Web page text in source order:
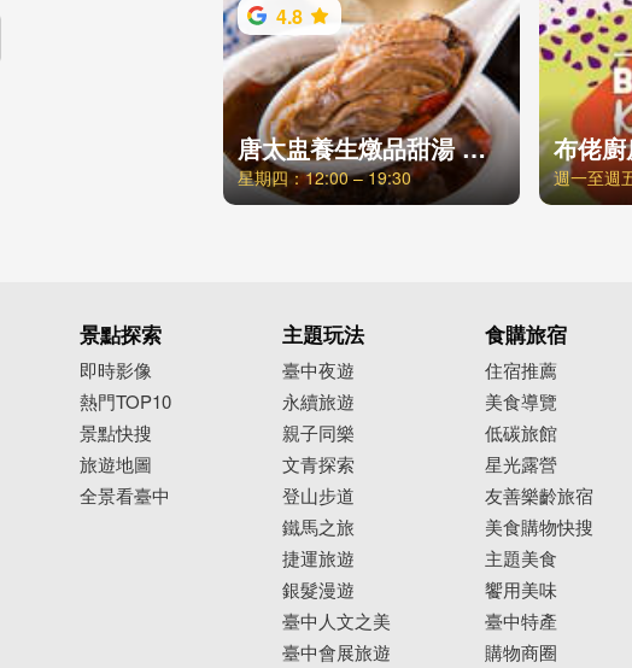
4.8
唐太盅養生燉品甜湯 台中中科店
星期四：12:00 – 19:30
布佬
景點探索
即時影像
熱門TOP10
景點快搜
旅遊地圖
全景看臺中
主題玩法
臺中夜遊
永續旅遊
親子同樂
文青探索
登山步道
鐵馬之旅
捷運旅遊
銀髮漫遊
臺中人文之美
臺中會展旅遊
食購旅宿
住宿推薦
美食導覽
低碳旅館
星光露營
友善樂齡旅宿
美食購物快搜
主題美食
饗用美味
臺中特產
購物商圈